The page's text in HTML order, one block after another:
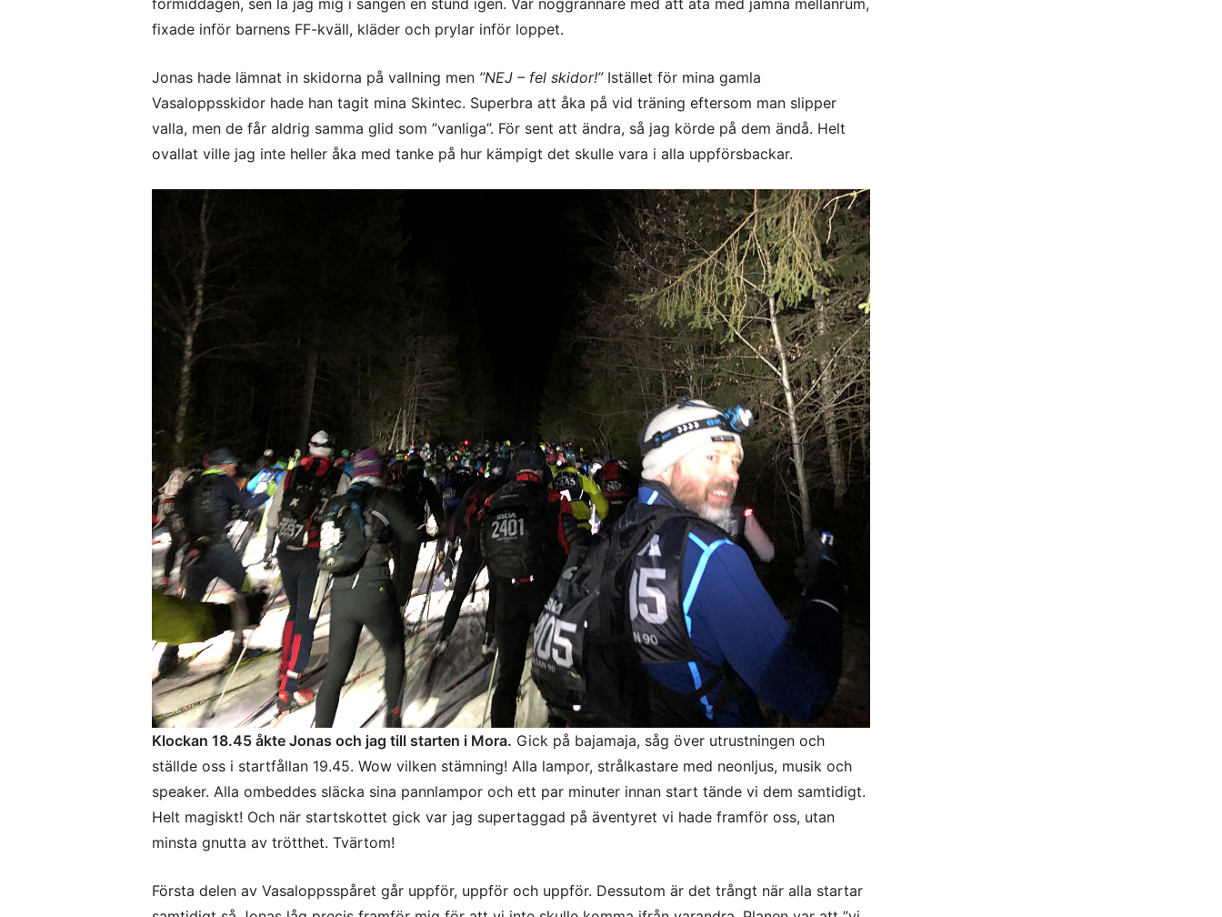
fixade inför barnens FF-kväll, kläder och prylar inför loppet.
Jonas hade lämnat in skidorna på vallning men ”NEJ – fel skidor!”Istället för mina gamla
Vasaloppsskidor hade han tagit mina Skintec. Superbra att åka på vid träning eftersom man slipper
valla, men de får aldrig samma glid som ”vanliga”. För sent att ändra, så jag körde på dem ändå. Helt
ovallat ville jag inte heller åka med tanke på hur kämpigt det skulle vara i alla uppförsbackar.
Klockan 18.45 åkte Jonas och jag till starten i Mora. Gick på bajamaja, såg över utrustningen och
ställde oss i startfållan 19.45. Wow vilken stämning! Alla lampor, strålkastare med neonljus, musik och
speaker. Alla ombeddes släcka sina pannlampor och ett par minuter innan start tände vi dem samtidigt.
Helt magiskt! Och när startskottet gick var jag supertaggad på äventyret vi hade framför oss, utan
minsta gnutta av trötthet. Tvärtom!
Första delen av Vasaloppsspåret går uppför, uppför och uppför. Dessutom är det trångt när alla startar